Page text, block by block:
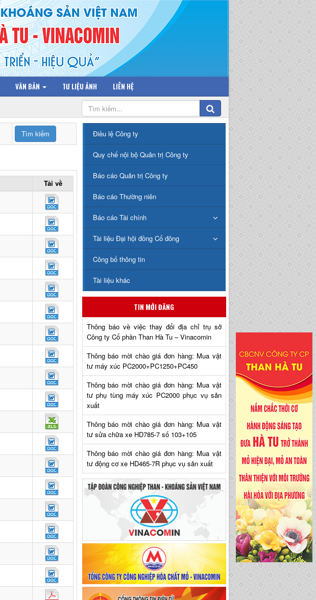
VĂN BẢN TƯ LIỆU ẢNH LIÊN HỆ
Tải về
Điều lệ Công ty
Quy chế nội bộ Quản trị Công ty
Báo cáo Quản trị Công ty
Báo cáo Thường niên
Báo cáo Tài chính
Tài liệu Đại hội đồng Cổ đông
Công bố thông tin
Tài liệu khác
TIN MỚI ĐĂNG
Thông báo về việc thay đổi địa chỉ trụ sở
Công ty Cổ phần Than Hà Tu – Vinacomin
Thông báo mời chào giá đơn hàng: Mua vật
tư máy xúc PC2000+PC1250+PC450
Thông báo mời chào giá đơn hàng: Mua vật
tư phụ tùng máy xúc PC2000 phục vụ sản
xuất
Thông báo mời chào giá đơn hàng: Mua vật
tư sửa chữa xe HD785-7 số 103+105
Thông báo mời chào giá đơn hàng: Mua vật
tư động cơ xe HD465-7R phục vụ sản xuất